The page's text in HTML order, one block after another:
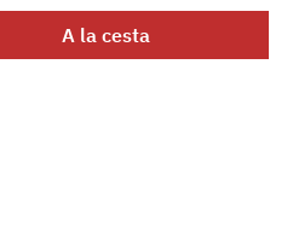
introduce la
A la cesta